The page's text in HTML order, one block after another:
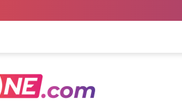
PPSPI Kukuhkan